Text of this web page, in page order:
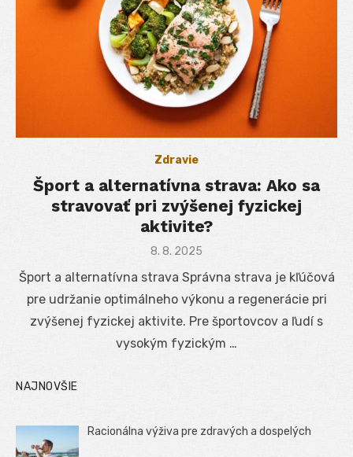
Zdravie
Šport a alternatívna strava: Ako sa
stravovať pri zvýšenej fyzickej
aktivite?
Posted
8. 8. 2025
Šport a alternatívna strava Správna strava je kľúčová
pre udržanie optimálneho výkonu a regenerácie pri
zvýšenej fyzickej aktivite. Pre športovcov a ľudí s
vysokým fyzickým …
NAJNOVŠIE
Racionálna výživa pre zdravých a dospelých